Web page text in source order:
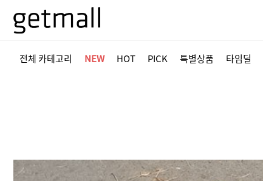
전체 카테고리 NEW HOT PICK 특별상품 타임딜